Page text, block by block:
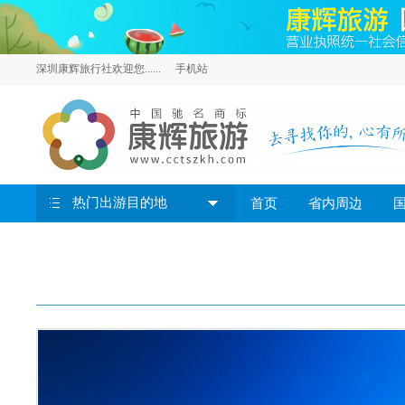
深圳康辉旅行社欢迎您...... 手机站
热门出游目的地 首页 省内周边